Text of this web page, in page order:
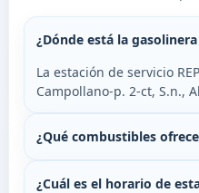
¿Dónde está la gasolinera
La estación de servicio
Campollano-p. 2-ct, S.n.,
¿Qué combustibles
¿Cuál es el horario de